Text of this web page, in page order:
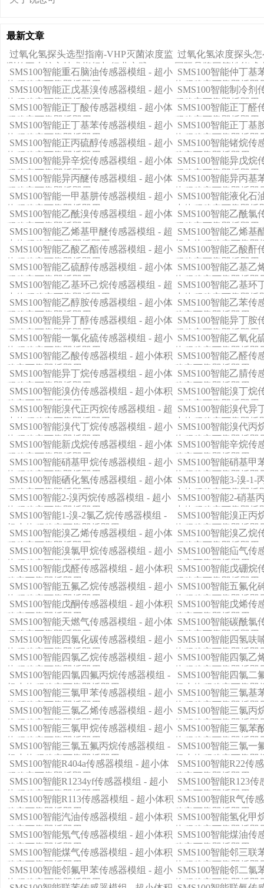
最新文章
过氧化氢探头选型指南-VHP灭菌浓度监
测的五大核心技术指标与行业实践
过氧化氢浓度探头
国际品牌同等性能成
SMS100智能重石脑油传感器模组 - 超小
体积稳定可靠即插即用
SMS100智能仲丁基
体积稳定可靠即插即
SMS100智能正戊基溴传感器模组 - 超小
体积稳定可靠即插即用
SMS100智能制冷剂
积稳定可靠即插即用
SMS100智能正丁酸传感器模组 - 超小体
积稳定可靠即插即用
SMS100智能正丁醛
积稳定可靠即插即用
SMS100智能正丁基苯传感器模组 - 超小
体积稳定可靠即插即用
SMS100智能正丁基
体积稳定可靠即插即
SMS100智能正丙硫醇传感器模组 - 超小
体积稳定可靠即插即用
SMS100智能锗烷传
稳定可靠即插即用
SMS100智能异辛烷传感器模组 - 超小体
积稳定可靠即插即用
SMS100智能异戊烷
积稳定可靠即插即用
SMS100智能异丙醚传感器模组 - 超小体
积稳定可靠即插即用
SMS100智能异丙基
体积稳定可靠即插即
SMS100智能一甲基肼传感器模组 - 超小
体积稳定可靠即插即用
SMS100智能液化石
小体积稳定可靠即插
SMS100智能乙酰溴传感器模组 - 超小体
积稳定可靠即插即用
SMS100智能乙酰氯
积稳定可靠即插即用
SMS100智能乙烯基甲醚传感器模组 - 超
小体积稳定可靠即插即用
SMS100智能乙烯基
超小体积稳定可靠即
SMS100智能乙酸乙酯传感器模组 - 超小
体积稳定可靠即插即用
SMS100智能乙酸酐
积稳定可靠即插即用
SMS100智能乙硫醇传感器模组 - 超小体
积稳定可靠即插即用
SMS100智能乙基乙
体积稳定可靠即插即
SMS100智能乙基环己烷传感器模组 - 超
小体积稳定可靠即插即用
SMS100智能乙基环
小体积稳定可靠即插
SMS100智能乙醇胺传感器模组 - 超小体
积稳定可靠即插即用
SMS100智能乙苯传
稳定可靠即插即用
SMS100智能异丁醇传感器模组 - 超小体
积稳定可靠即插即用
SMS100智能异丁胺
积稳定可靠即插即用
SMS100智能一氯化硫传感器模组 - 超小
体积稳定可靠即插即用
SMS100智能乙氧化
体积稳定可靠即插即
SMS100智能乙酸传感器模组 - 超小体积
稳定可靠即插即用
SMS100智能乙醛传
稳定可靠即插即用
SMS100智能异丁烷传感器模组 - 超小体
积稳定可靠即插即用
SMS100智能乙腈传
稳定可靠即插即用
SMS100智能溴仿传感器模组 - 超小体积
稳定可靠即插即用
SMS100智能溴丁烷
积稳定可靠即插即用
SMS100智能溴代正丙烷传感器模组 - 超
小体积稳定可靠即插即用
SMS100智能溴代异
小体积稳定可靠即插
SMS100智能溴代丁烷传感器模组 - 超小
体积稳定可靠即插即用
SMS100智能溴代丙
体积稳定可靠即插即
SMS100智能新戊烷传感器模组 - 超小体
积稳定可靠即插即用
SMS100智能辛烷传
稳定可靠即插即用
SMS100智能硝基甲烷传感器模组 - 超小
体积稳定可靠即插即用
SMS100智能硝基甲
体积稳定可靠即插即
SMS100智能硒化氢传感器模组 - 超小体
积稳定可靠即插即用
SMS100智能3-溴-1-
小体积稳定可靠即插
SMS100智能2-溴丙烷传感器模组 - 超小
体积稳定可靠即插即用
SMS100智能2-硝基
小体积稳定可靠即插
SMS100智能1-溴-2氯乙烷传感器模组 -
超小体积稳定可靠即插即用
SMS100智能溴正丙
体积稳定可靠即插即
SMS100智能溴乙烯传感器模组 - 超小体
积稳定可靠即插即用
SMS100智能溴乙烷
积稳定可靠即插即用
SMS100智能溴氯甲烷传感器模组 - 超小
体积稳定可靠即插即用
SMS100智能疝气传
稳定可靠即插即用
SMS100智能戊醛传感器模组 - 超小体积
稳定可靠即插即用
SMS100智能戊硼烷
积稳定可靠即插即用
SMS100智能五氟乙烷传感器模组 - 超小
体积稳定可靠即插即用
SMS100智能五氟化
体积稳定可靠即插即
SMS100智能戊酮传感器模组 - 超小体积
稳定可靠即插即用
SMS100智能戊烯传
稳定可靠即插即用
SMS100智能天燃气传感器模组 - 超小体
积稳定可靠即插即用
SMS100智能碳酰氯
积稳定可靠即插即用
SMS100智能四氯化碳传感器模组 - 超小
体积稳定可靠即插即用
SMS100智能四氢呋
体积稳定可靠即插即
SMS100智能四氯乙烷传感器模组 - 超小
体积稳定可靠即插即用
SMS100智能四氯乙
体积稳定可靠即插即
SMS100智能四氯四氟丙烷传感器模组 -
超小体积稳定可靠即插即用
SMS100智能四氯二
超小体积稳定可靠即
SMS100智能三氯甲苯传感器模组 - 超小
体积稳定可靠即插即用
SMS100智能三氯基
体积稳定可靠即插即
SMS100智能三氯乙烯传感器模组 - 超小
体积稳定可靠即插即用
SMS100智能三氯丙
体积稳定可靠即插即
SMS100智能三氯甲烷传感器模组 - 超小
体积稳定可靠即插即用
SMS100智能三氯苯
体积稳定可靠即插即
SMS100智能三氯五氟丙烷传感器模组 -
超小体积稳定可靠即插即用
SMS100智能三氯一
超小体积稳定可靠即
SMS100智能R404a传感器模组 - 超小体
积稳定可靠即插即用
SMS100智能R22传
稳定可靠即插即用
SMS100智能R1234yf传感器模组 - 超小
体积稳定可靠即插即用
SMS100智能R123
稳定可靠即插即用
SMS100智能R113传感器模组 - 超小体积
稳定可靠即插即用
SMS100智能R气传
稳定可靠即插即用
SMS100智能汽油传感器模组 - 超小体积
稳定可靠即插即用
SMS100智能氢化甲
体积稳定可靠即插即
SMS100智能氖气传感器模组 - 超小体积
稳定可靠即插即用
SMS100智能煤油传
稳定可靠即插即用
SMS100智能煤气传感器模组 - 超小体积
稳定可靠即插即用
SMS100智能邻三联
体积稳定可靠即插即
SMS100智能邻氟甲苯传感器模组 - 超小
体积稳定可靠即插即用
SMS100智能邻二氯
体积稳定可靠即插即